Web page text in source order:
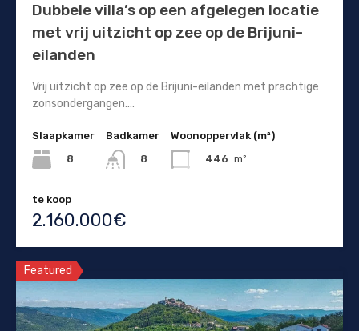
Dubbele villa’s op een afgelegen locatie
met vrij uitzicht op zee op de Brijuni-
eilanden
Vrij uitzicht op zee op de Brijuni-eilanden met prachtige
zonsondergangen.…
Slaapkamer
8
Badkamer
8
Woonoppervlak (m²)
446 m²
te koop
2.160.000€
Featured